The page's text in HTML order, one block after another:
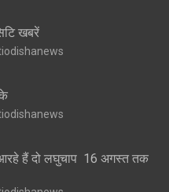
खबरें
हैं दो लघुचाप 16 अगस्त तक